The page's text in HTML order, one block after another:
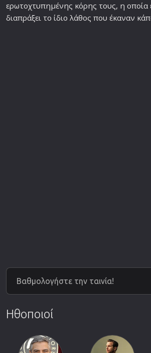
ερωτοχτυπημένης κόρης τους, η οποία
διαπράξει το ίδιο λάθος που έκαναν
Βαθμολογήστε την ταινία!
Ηθοποιοί